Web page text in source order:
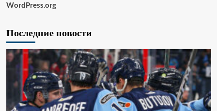
WordPress.org
Последние новости